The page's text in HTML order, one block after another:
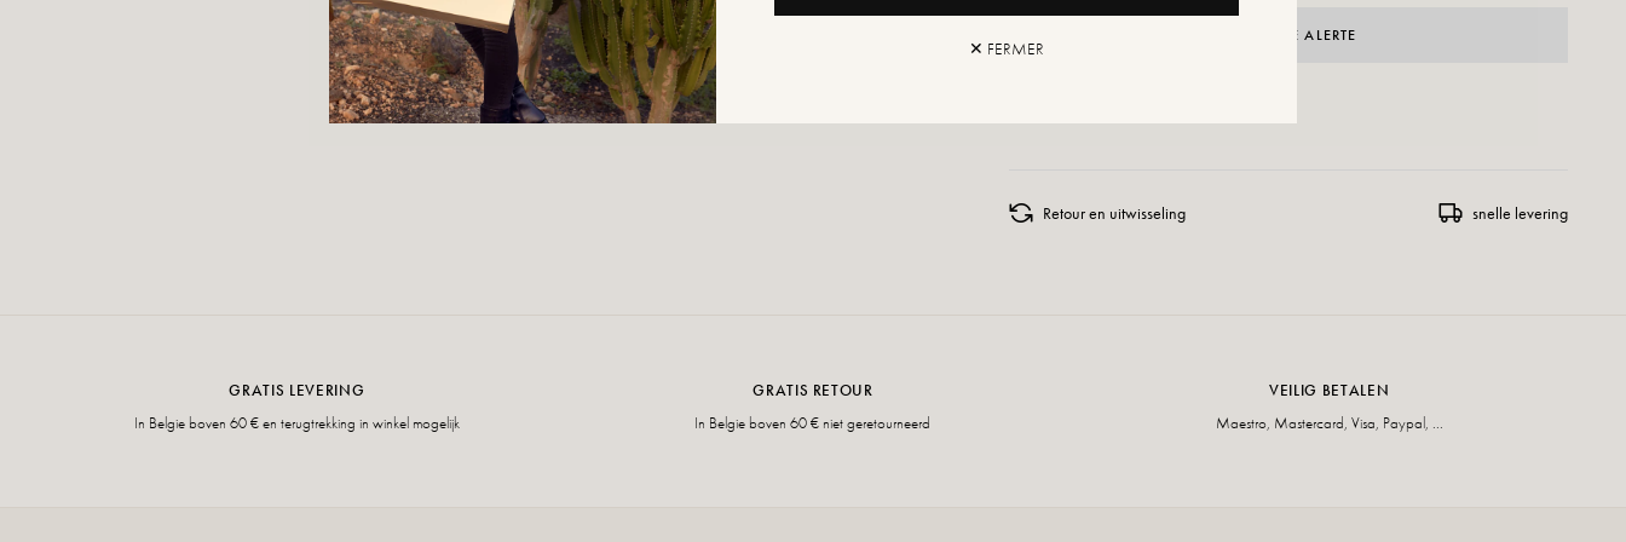
CRÉER UNE ALERTE
Retour en uitwisseling snelle levering
GRATIS LEVERING
In Belgie boven 60 € en terugtrekking in winkel mogelijk
GRATIS RETOUR
In Belgie boven 60 € niet geretourneerd
VEILIG BETALEN
Maestro, Mastercard, Visa, Paypal, ...
✕ FERMER